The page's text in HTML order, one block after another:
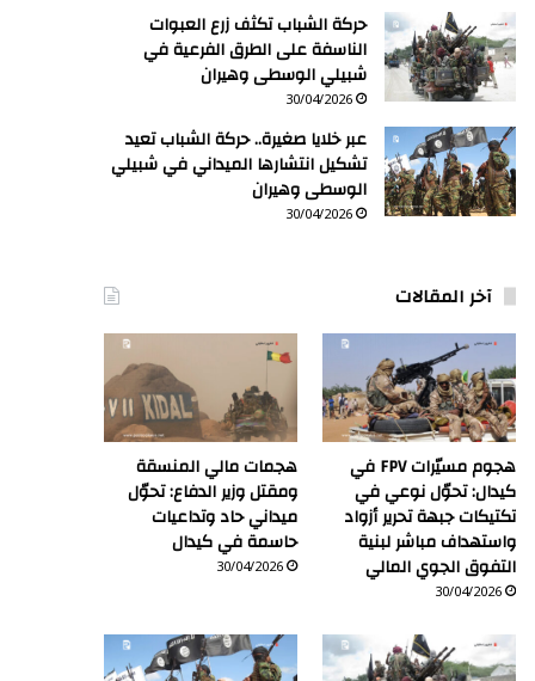
حركة الشباب تكثف زرع العبوات
الناسفة على الطرق الفرعية في
شبيلي الوسطى وهيران
30/04/2026
عبر خلايا صغيرة.. حركة الشباب تعيد
تشكيل انتشارها الميداني في شبيلي
الوسطى وهيران
30/04/2026
آخر المقالات
هجوم مسيّرات FPV في
كيدال: تحوّل نوعي في
تكتيكات جبهة تحرير أزواد
واستهداف مباشر لبنية
التفوق الجوي المالي
30/04/2026
هجمات مالي المنسقة
ومقتل وزير الدفاع: تحوّل
ميداني حاد وتداعيات
حاسمة في كيدال
30/04/2026